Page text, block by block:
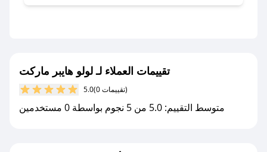
تقييمات العملاء لـ لولو هايبر ماركت
5.0 (0 تقييمات)
متوسط التقييم: 5.0 من 5 نجوم بواسطة 0 مستخدمين